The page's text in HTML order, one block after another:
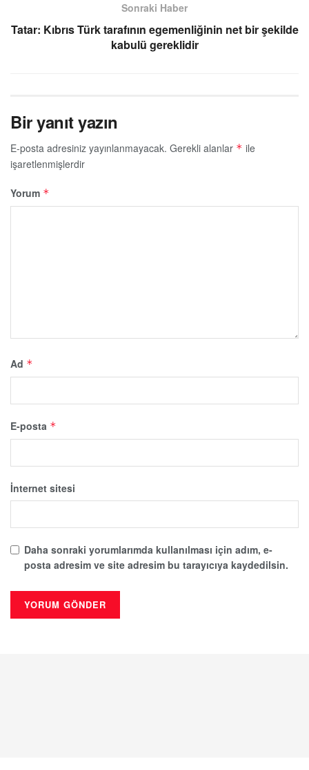
Sonraki Haber
Tatar: Kıbrıs Türk tarafının egemenliğinin net bir şekilde
kabulü gereklidir
Bir yanıt yazın
E-posta adresiniz yayınlanmayacak. Gerekli alanlar * ile
işaretlenmişlerdir
Yorum *
Ad *
E-posta *
İnternet sitesi
Daha sonraki yorumlarımda kullanılması için adım, e-
posta adresim ve site adresim bu tarayıcıya kaydedilsin.